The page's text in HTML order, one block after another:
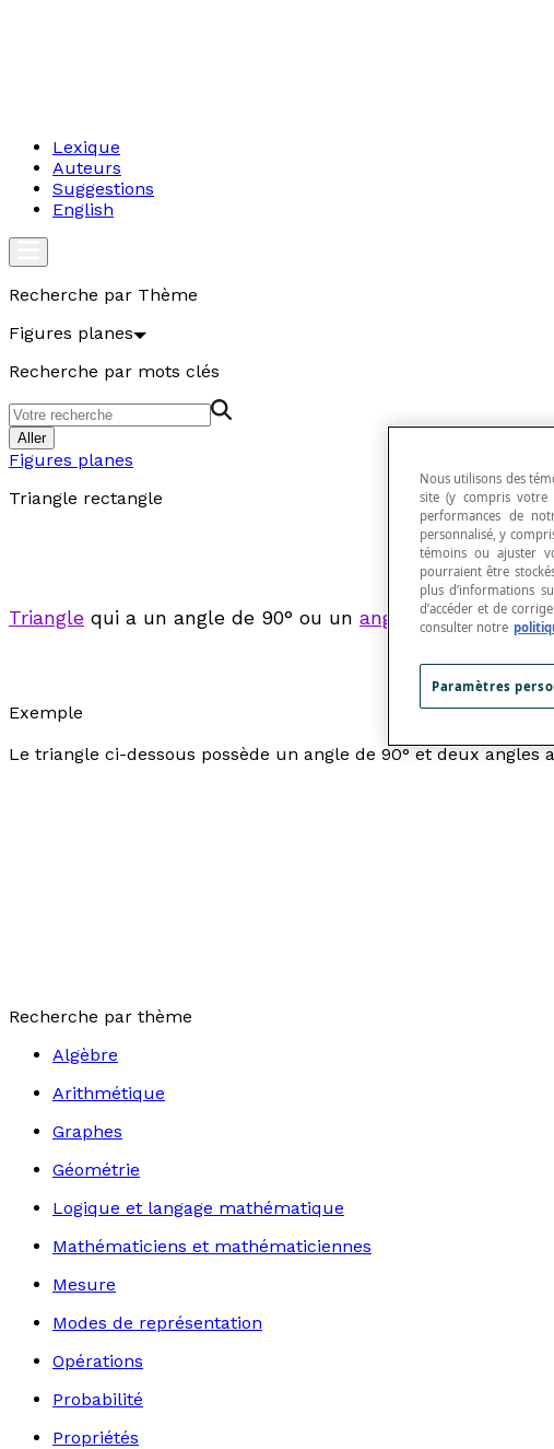
Lexique
Auteurs
Suggestions
English
Recherche par Thème
Figures planes
Recherche par mots clés
Aller
Figures planes
Triangle rectangle
Triangle qui a un angle de 90° ou un angle droit.
Exemple
Le triangle ci-dessous possède un angle de 90° et deux angles
Recherche par thème
Algèbre
Arithmétique
Graphes
Géométrie
Logique et langage mathématique
Mathématiciens et mathématiciennes
Mesure
Modes de représentation
Opérations
Probabilité
Propriétés
Nous utilisons des
site (y compris votre
performances de
personnalisé, y
témoins ou ajuster
pourraient être
plus d’informations
d’accéder et de
consulter notre
Paramètres